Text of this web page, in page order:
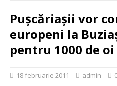
Pușcăriașii vor
europeni la
pentru 1000 de oi
18 februarie 2011 admin 0